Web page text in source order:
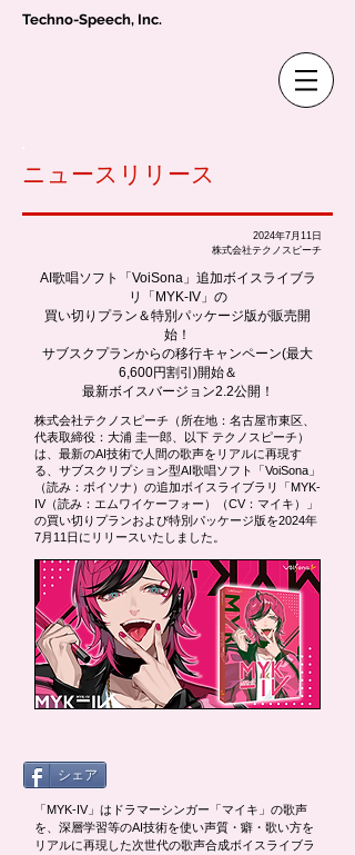
Techno-Speech, Inc.
ニュースリリース
2024年7月11日
株式会社テクノスピーチ
AI歌唱ソフト「VoiSona」追加ボイスライブラ
リ「MYK-IV」の
買い切りプラン＆特別パッケージ版が販売開
始！
サブスクプランからの移行キャンペーン(最大
6,600円割引)開始＆
最新ボイスバージョン2.2公開！
株式会社テクノスピーチ（所在地：名古屋市東区、
代表取締役：大浦 圭一郎、以下 テクノスピーチ）
は、最新のAI技術で人間の歌声をリアルに再現す
る、サブスクリプション型AI歌唱ソフト「VoiSona」
（読み：ボイソナ）の追加ボイスライブラリ「MYK-
IV（読み：エムワイケーフォー）（CV：マイキ）」
の買い切りプランおよび特別パッケージ版を2024年
7月11日にリリースいたしました。
シェア
「MYK-IV」はドラマーシンガー「マイキ」の歌声
を、深層学習等のAI技術を使い声質・癖・歌い方を
リアルに再現した次世代の歌声合成ボイスライブラ